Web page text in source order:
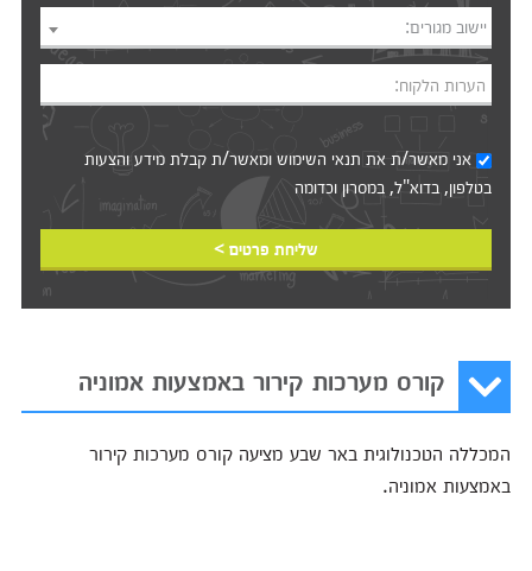
יישוב מגורים:
הערות הלקוח:
אני מאשר/ת את תנאי השימושומאשר/ת קבלת מידע והצעות
בטלפון, בדוא"ל, במסרון וכדומה‎‎
שליחת פרטים >
קורס מערכות קירור באמצעות אמוניה
המכללה הטכנולוגית באר שבע מציעה קורס מערכות קירור
באמצעות אמוניה.